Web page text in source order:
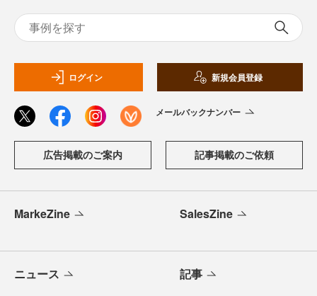
ログイン 新規会員登録
メールバックナンバー
広告掲載のご案内 記事掲載のご依頼
MarkeZine SalesZine
ニュース 記事